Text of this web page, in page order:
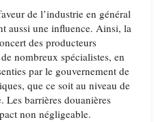
de l’industrie en général
aussi une influence. Ainsi, la
des producteurs
nombreux spécialistes, en
par le gouvernement de
que ce soit au niveau de
Les barrières douanières
non négligeable.